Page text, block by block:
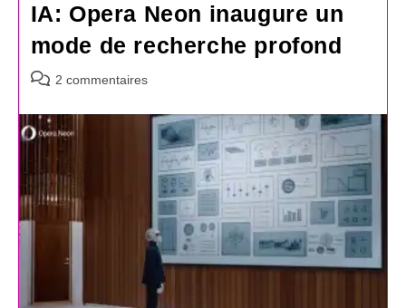
IA: Opera Neon inaugure un
mode de recherche profond
Commentaires
la
publication :
2 commentaires